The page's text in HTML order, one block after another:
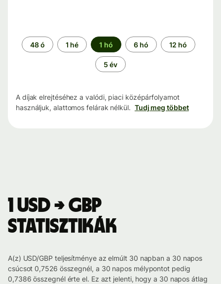
Időszak
48 ó 1 hé 1 hó 6 hó 12 hó
5 év
A díjak elrejtéséhez a valódi, piaci középárfolyamot
használjuk, alattomos felárak nélkül. Tudj meg többet
1 USD → GBP
statisztikák
A(z) USD/GBP teljesítménye az elmúlt 30 napban a 30 napos
csúcsot 0,7526 összegnél, a 30 napos mélypontot pedig
0,7386 összegnél érte el. Ez azt jelenti, hogy a 30 napos átlag